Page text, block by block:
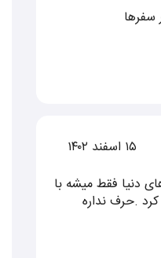
سفرها
۱۵ اسفند ۱۴۰۲
دنیا فقط میشه با
.حرف نداره